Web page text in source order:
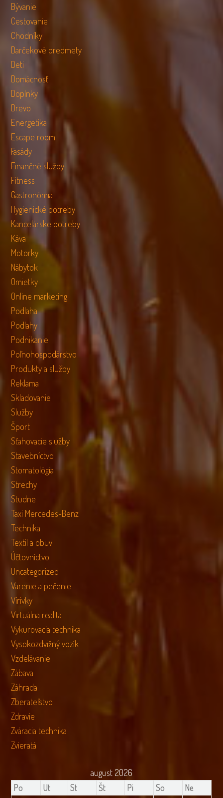
Bývanie
Cestovanie
Chodníky
Darčekové predmety
Deti
Domácnosť
Doplnky
Drevo
Energetika
Escape room
Fasády
Finančné služby
Fitness
Gastronómia
Hygienické potreby
Kancelárske potreby
Káva
Motorky
Nábytok
Omietky
Online marketing
Podlaha
Podlahy
Podnikanie
Poľnohospodárstvo
Produkty a služby
Reklama
Skladovanie
Služby
Šport
Sťahovacie služby
Stavebníctvo
Stomatológia
Strechy
Studne
Taxi Mercedes-Benz
Technika
Textil a obuv
Účtovníctvo
Uncategorized
Varenie a pečenie
Vírivky
Virtuálna realita
Vykurovacia technika
Vysokozdvižný vozík
Vzdelávanie
Zábava
Záhrada
Zberateľstvo
Zdravie
Zváracia technika
Zvieratá
august 2026
Po
Ut St Št Pi So
Ne